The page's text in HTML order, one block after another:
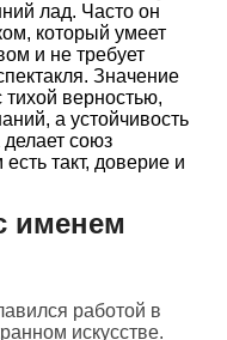
лад. Часто он
который умеет
и не требует
Значение
верностью,
а устойчивость
делает союз
такт, доверие и
именем
работой в
искусстве.